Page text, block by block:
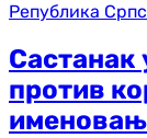
Република
Састанак
против